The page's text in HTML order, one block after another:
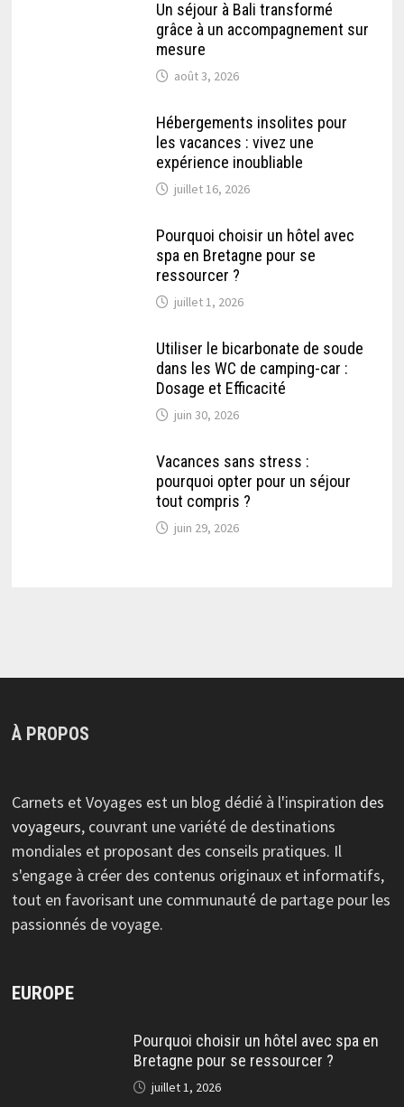
Un séjour à Bali transformé
grâce à un accompagnement sur
mesure
août 3, 2026
Hébergements insolites pour
les vacances : vivez une
expérience inoubliable
juillet 16, 2026
Pourquoi choisir un hôtel avec
spa en Bretagne pour se
ressourcer ?
juillet 1, 2026
Utiliser le bicarbonate de soude
dans les WC de camping-car :
Dosage et Efficacité
juin 30, 2026
Vacances sans stress :
pourquoi opter pour un séjour
tout compris ?
juin 29, 2026
À PROPOS
Carnets et Voyages est un blog dédié à l'inspiration des
voyageurs, couvrant une variété de destinations
mondiales et proposant des conseils pratiques. Il
s'engage à créer des contenus originaux et informatifs,
tout en favorisant une communauté de partage pour les
passionnés de voyage.
EUROPE
Pourquoi choisir un hôtel avec spa en
Bretagne pour se ressourcer ?
juillet 1, 2026